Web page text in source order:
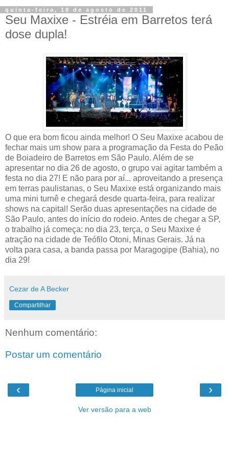
quinta-feira, 18 de agosto de 2011
Seu Maxixe - Estréia em Barretos terá
dose dupla!
O que era bom ficou ainda melhor! O Seu Maxixe acabou de
fechar mais um show para a programação da Festa do Peão
de Boiadeiro de Barretos em São Paulo. Além de se
apresentar no dia 26 de agosto, o grupo vai agitar também a
festa no dia 27! E não para por aí... aproveitando a presença
em terras paulistanas, o Seu Maxixe está organizando mais
uma mini turnê e chegará desde quarta-feira, para realizar
shows na capital! Serão duas apresentações na cidade de
São Paulo, antes do início do rodeio. Antes de chegar a SP,
o trabalho já começa: no dia 23, terça, o Seu Maxixe é
atração na cidade de Teófilo Otoni, Minas Gerais. Já na
volta para casa, a banda passa por Maragogipe (Bahia), no
dia 29!
Cezar de A Becker
Compartilhar
Nenhum comentário:
Postar um comentário
‹ ›
Página inicial
Ver versão para a web